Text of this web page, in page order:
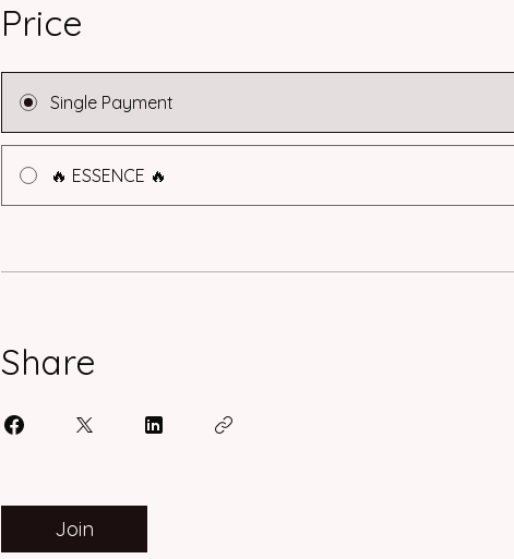
Price
Single Payment
🔥 ESSENCE 🔥
Share
Join